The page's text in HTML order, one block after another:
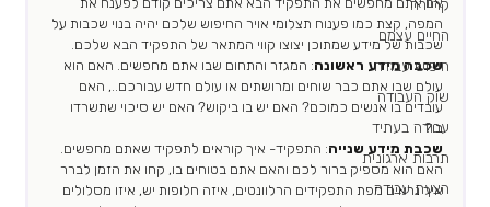
קריירה
החיים עצמם
חיפוש עבודה
שוק העבודה
עבודה בעתיד
תרבות ארגונית
הצעת עבודה
המפה, קצת כמו פענוח תצלומי אויר החיפוש שלכם יהיה בנוי שכבות על
שכבות של מידע שמתוכן יצוצו קווי המתאר של התפקיד הבא שלכם.
שכבה מידע ראשונה: המגזר והתחום שבו אתם מחפשים. האם הוא
עולם שבו אתם כבר שוחים ומרושתים או עולם חדש עבורכם.., האם
עובדים בו אנשים כמוכם? האם יש בו ביקוש? האם יש סיכוי שתשרדו
בו?
שכבת מידע שנייה: התפקיד- איך קוראים לתפקיד שאתם מחפשים.
האם הוא מספיק ברור לכם והאם אתם בטוחים בו, קחו את הזמן לברר
איך נראים מפת התפקידים הרלוונטים, איזה חלופות יש, איזו מסלולים